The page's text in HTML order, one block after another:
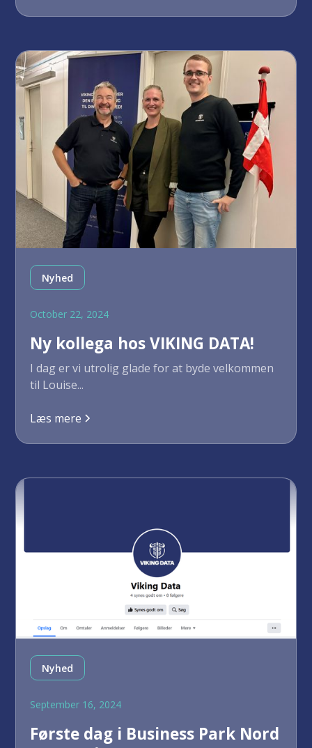
Nyhed
October 22, 2024
Ny kollega hos VIKING DATA!
I dag er vi utrolig glade for at byde velkommen
til Louise...
Læs mere
Nyhed
September 16, 2024
Første dag i Business Park Nord